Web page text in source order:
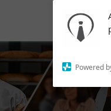
Powered
To
on the